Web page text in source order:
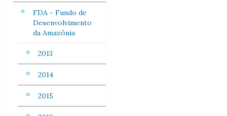
FDA - Fundo de
Desenvolvimento
da Amazônia
2013
2014
2015